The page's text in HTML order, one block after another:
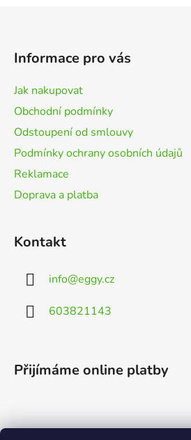
Informace pro vás
Jak nakupovat
Obchodní podmínky
Odstoupení od smlouvy
Podmínky ochrany osobních údajů
Reklamace
Doprava a platba
Kontakt
info@eggy.cz
603821143
Přijímáme online platby